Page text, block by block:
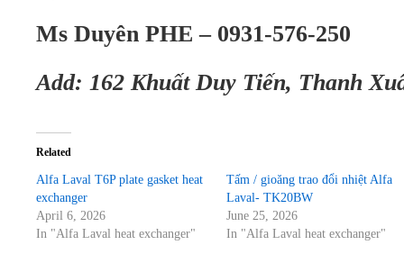
Ms Duyên PHE – 0931-576-250
Add: 162 Khuất Duy Tiến, Thanh
Related
Alfa Laval T6P plate gasket heat
exchanger
April 6, 2026
In "Alfa Laval heat exchanger"
Tấm / gioăng trao đổi nhiệt Alfa
Laval- TK20BW
June 25, 2026
In "Alfa Laval heat exchanger"